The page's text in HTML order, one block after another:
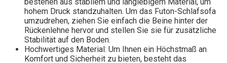
hohem Druck standzuhalten. Um das Futon-Schlafsofa
umzudrehen, ziehen Sie einfach die Beine hinter der
Rückenlehne hervor und stellen Sie sie für zusätzliche
Stabilität auf den Boden.
Hochwertiges Material: Um Ihnen ein Höchstmaß an
Komfort und Sicherheit zu bieten, besteht das